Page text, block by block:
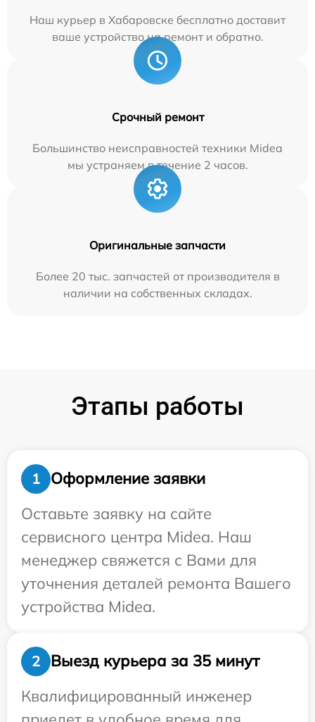
Наш курьер в Хабаровске бесплатно доставит
ваше устройство на ремонт и обратно.
Срочный ремонт
Большинство неисправностей техники Midea
мы устраняем в течение 2 часов.
Оригинальные запчасти
Более 20 тыс. запчастей от производителя в
наличии на собственных складах.
Этапы работы
1
Оформление заявки
Оставьте заявку на сайте
сервисного центра Midea. Наш
менеджер свяжется с Вами для
уточнения деталей ремонта Вашего
устройства Midea.
2
Выезд курьера за 35 минут
Квалифицированный инженер